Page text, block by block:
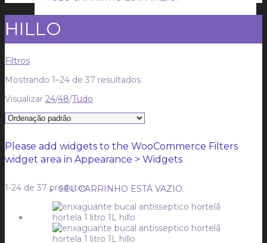
CADASTRAR
CARRINHOCARRINHO0
SEU CARRINHO ESTÁ VAZIO.
HILLO
Filtros
Mostrando 1–24 de 37 resultados
Visualizar 24/48/Tudo
Please add widgets to the WooCommerce Filters
widget area in Appearance > Widgets
1-24 de 37 produtos